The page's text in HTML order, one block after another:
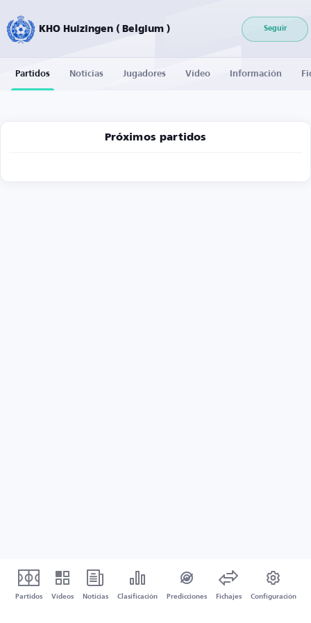
KHO Huizingen ( Belgium ) Seguir
Partidos Noticias Jugadores Vídeo Información
Próximos partidos
Partidos Vídeos Noticias Clasificación Predicciones Fichajes Configuración